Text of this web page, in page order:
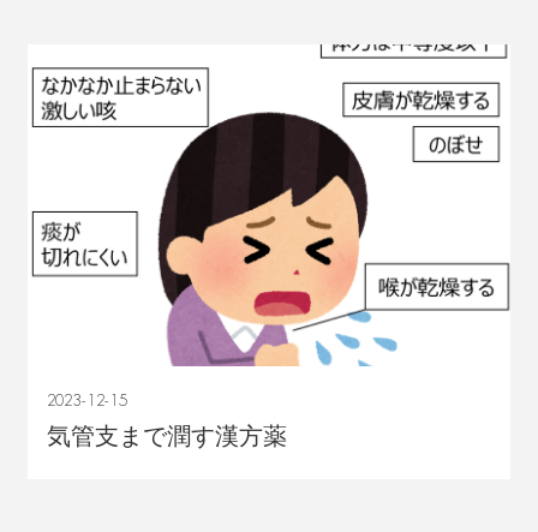
2023-12-15
気管支まで潤す漢方薬